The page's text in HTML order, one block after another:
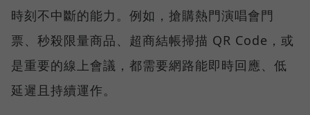
時刻不中斷的能力。例如，搶購熱門演唱會門
票、秒殺限量商品、超商結帳掃描 QR Code，或
是重要的線上會議，都需要網路能即時回應、低
延遲且持續運作。